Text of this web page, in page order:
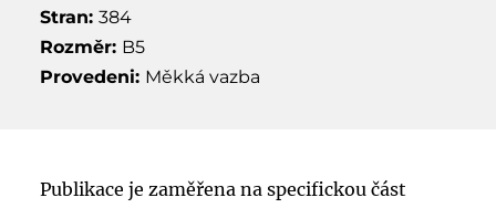
Stran: 384
Rozměr: B5
Provedeni: Měkká vazba
Publikace je zaměřena na specifickou část